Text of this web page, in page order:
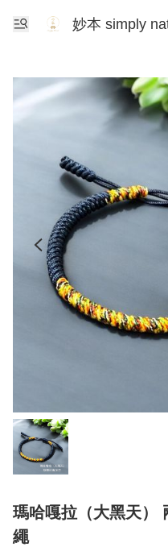
妙本 simply
瑪哈嘎拉（大黑天）
繩